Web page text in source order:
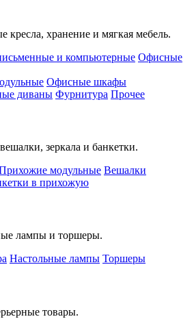
кресла, хранение и мягкая мебель.
и компьютерные Офисные
Офисные шкафы
диваны Фурнитура Прочее
зеркала и банкетки.
модульные Вешалки
в прихожую
лампы и торшеры.
Настольные лампы Торшеры
товары.